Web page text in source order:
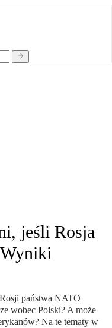
jeśli Rosja
państwa NATO
wobec Polski? A może
Na te tematy w